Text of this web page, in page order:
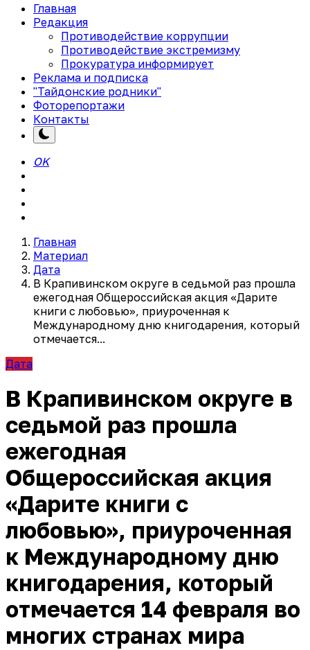
Главная
Редакция
Противодействие коррупции
Противодействие экстремизму
Прокуратура информирует
Реклама и подписка
"Тайдонские родники"
Фоторепортажи
Контакты
OK
Главная
Материал
Дата
В Крапивинском округе в седьмой раз прошла
ежегодная Общероссийская акция «Дарите
книги с любовью», приуроченная к
Международному дню книгодарения, который
отмечается...
Дата
В Крапивинском округе в
седьмой раз прошла
ежегодная
Общероссийская акция
«Дарите книги с
любовью», приуроченная
к Международному дню
книгодарения, который
отмечается 14 февраля во
многих странах мира